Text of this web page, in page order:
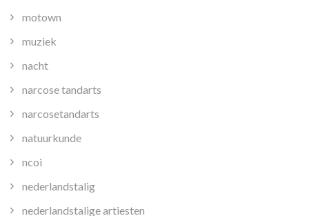
motown
muziek
nacht
narcose tandarts
narcosetandarts
natuurkunde
ncoi
nederlandstalig
nederlandstalige artiesten